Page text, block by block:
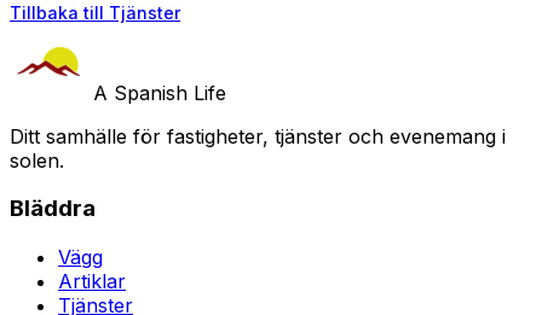
Tillbaka till Tjänster
A Spanish Life
Ditt samhälle för fastigheter, tjänster och evenemang i
solen.
Bläddra
Vägg
Artiklar
Tjänster